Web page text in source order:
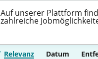
Auf unserer Plattform
zahlreiche
Relevanz Datum